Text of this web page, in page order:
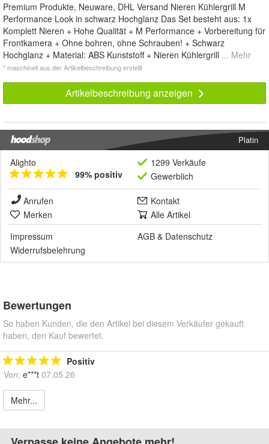
Premium Produkte, Neuware, DHL Versand Nieren Kühlergrill M
Performance Look in schwarz Hochglanz Das Set besteht aus: 1x
Komplett Nieren + Hohe Qualität + M Performance + Vorbereitung für
Frontkamera + Ohne bohren, ohne Schrauben! + Schwarz
Hochglanz + Material: ABS Kunststoff + Nieren Kühlergrill ... Mehr
* maschinell aus der Artikelbeschreibung erstellt
Artikelbeschreibung anzeigen
Platin
Alighto
99% positiv
1299 Verkäufe
Gewerblich
Anrufen
Kontakt
Merken
Alle Artikel
Impressum
AGB & Datenschutz
Widerrufsbelehrung
Bewertungen
So haben Kunden, die den Artikel bei diesem Verkäufer gekauft
haben, den Kauf bewertet.
Positiv
Von: e***t 07.05.26
Mehr...